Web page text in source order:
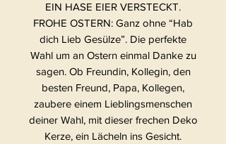
EIN HASE EIER VERSTECKT.
FROHE OSTERN: Ganz ohne “Hab
dich Lieb Gesülze”. Die perfekte
Wahl um an Ostern einmal Danke zu
sagen. Ob Freundin, Kollegin, den
besten Freund, Papa, Kollegen,
zaubere einem Lieblingsmenschen
deiner Wahl, mit dieser frechen Deko
Kerze, ein Lächeln ins Gesicht.